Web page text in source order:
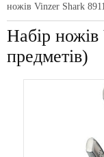
ножів Vinzer Shark
Набір
предметів)